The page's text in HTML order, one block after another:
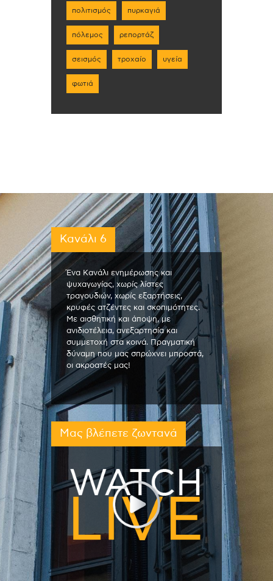
πολιτισμός πυρκαγιά
πόλεμος ρεπορτάζ
σεισμός τροχαίο υγεία
φωτιά
Κανάλι 6
Ένα Κανάλι ενημέρωσης και
ψυχαγωγίας, χωρίς λίστες
τραγουδιών, χωρίς εξαρτήσεις,
κρυφές ατζέντες και σκοπιμότητες.
Με αισθητική και άποψη, με
ανιδιοτέλεια, ανεξαρτησία και
συμμετοχή στα κοινά. Πραγματική
δύναμη που μας σπρώχνει μπροστά,
οι ακροατές μας!
Μας βλέπετε ζωντανά